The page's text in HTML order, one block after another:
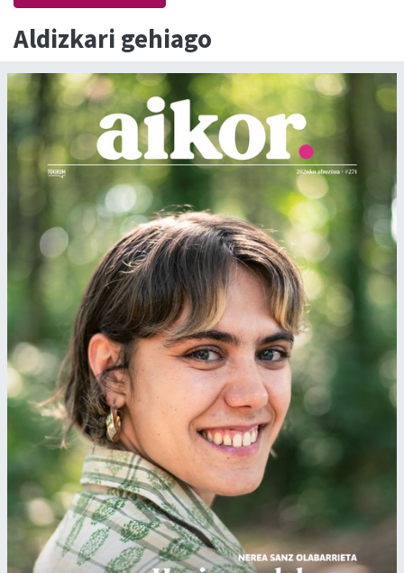
Aldizkari gehiago